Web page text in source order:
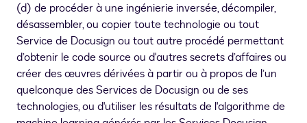
(d) de procéder à une ingénierie inversée, décompiler,
désassembler, ou copier toute technologie ou tout
Service de Docusign ou tout autre procédé permettant
d’obtenir le code source ou d'autres secrets d’affaires ou
créer des œuvres dérivées à partir ou à propos de l’un
quelconque des Services de Docusign ou de ses
technologies, ou d'utiliser les résultats de l'algorithme de